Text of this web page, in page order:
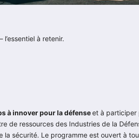
l’essentiel à retenir.
à innover pour la défenseet à participer
de ressources des Industries de la
la sécurité. Le programme est ouvert à